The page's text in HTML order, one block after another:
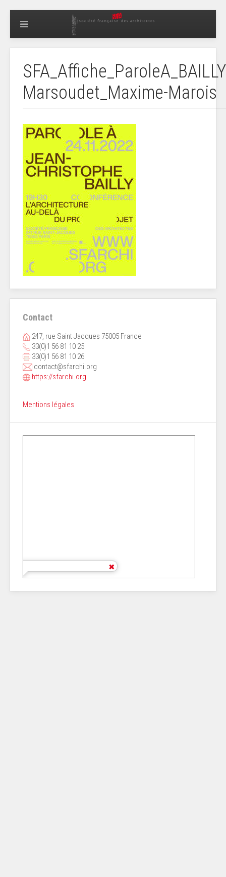
Marsoudet_Maxime-Marois
Contact
247, rue Saint Jacques 75005 France
33(0)1 56 81 10 25
33(0)1 56 81 10 26
contact@sfarchi.org
https://sfarchi.org
Mentions légales